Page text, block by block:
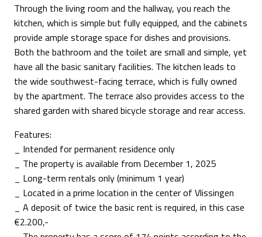
Through the living room and the hallway, you reach the
kitchen, which is simple but fully equipped, and the cabinets
provide ample storage space for dishes and provisions.
Both the bathroom and the toilet are small and simple, yet
have all the basic sanitary facilities. The kitchen leads to
the wide southwest-facing terrace, which is fully owned
by the apartment. The terrace also provides access to the
shared garden with shared bicycle storage and rear access.
Features:
_ Intended for permanent residence only
_ The property is available from December 1, 2025
_ Long-term rentals only (minimum 1 year)
_ Located in a prime location in the center of Vlissingen
_ A deposit of twice the basic rent is required, in this case
€2.200,-